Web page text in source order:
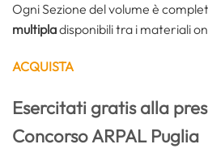
Ogni Sezione del volume è
multipladisponibili tra i materiali
ACQUISTA
Esercitati gratis alla
Concorso ARPAL Puglia